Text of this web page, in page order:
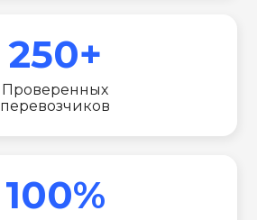
250+
Проверенных
перевозчиков
100%